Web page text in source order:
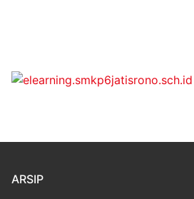
ARSIP